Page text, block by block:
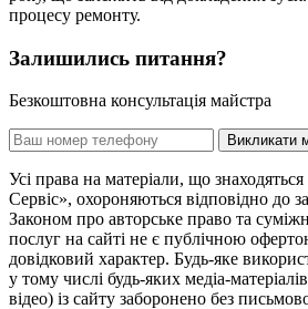
процесу ремонту.
Залишились питання?
Безкоштовна консультація майстра
Викликати
Усі права на матеріали, що
Сервіс», охороняються відповідно до
Законом про авторське право та
послуг на сайті не є публічною
довідковий характер. Будь-яке
у тому числі будь-яких медіа-
відео) із сайту заборонено без